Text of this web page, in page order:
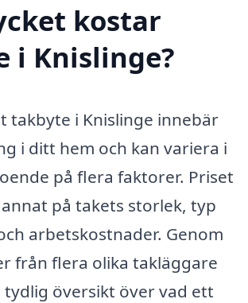
kostar
i Knislinge?
takbyte i Knislinge innebär
i ditt hem och kan variera i
på flera faktorer. Priset
på takets storlek, typ
arbetskostnader. Genom
från flera olika takläggare
tydlig översikt över vad ett